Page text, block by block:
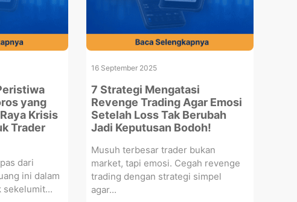
yang
Krisis
Trader
dari
ini dalam
sekelumit...
16 September 2025
7 Strategi Mengatasi
Revenge Trading Agar Emosi
Setelah Loss Tak Berubah
Jadi Keputusan Bodoh!
Musuh terbesar trader bukan
market, tapi emosi. Cegah revenge
trading dengan strategi simpel
agar...